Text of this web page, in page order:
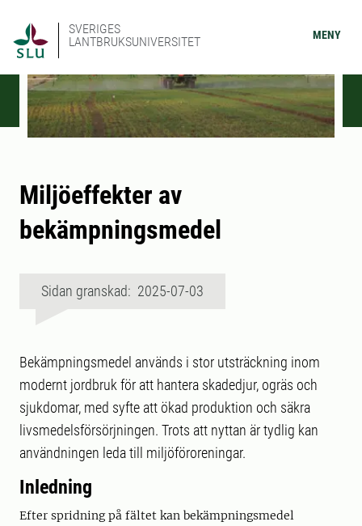
SVERIGES
LANTBRUKSUNIVERSITET
MENY
Miljöeffekter av
bekämpningsmedel
Sidan granskad: 2025-07-03
Bekämpningsmedel används i stor utsträckning inom
modernt jordbruk för att hantera skadedjur, ogräs och
sjukdomar, med syfte att ökad produktion och säkra
livsmedelsförsörjningen. Trots att nyttan är tydlig kan
användningen leda till miljöföroreningar.
Inledning
Efter spridning på fältet kan bekämpningsmedel